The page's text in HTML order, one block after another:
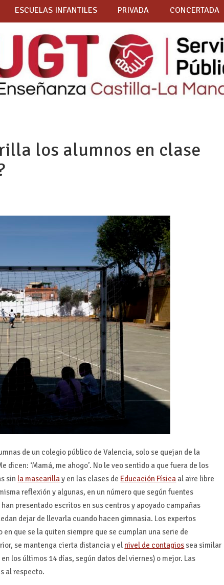
ESCUELAS INFANTILES PRIVADA CONCERTADA
los alumnos en clase
de un colegio público de Valencia, solo se quejan de la
‘Mamá, me ahogo’. No le veo sentido a que fuera de los
sin la mascarillay en las clases de Educación Física al aire libre
reflexión y algunas, en un número que según fuentes
presentado escritos en sus centros y apoyado campañas
dejar de llevarla cuando hacen gimnasia. Los expertos
que se la quiten siempre que se cumplan una serie de
se mantenga cierta distancia y el nivel de contagios sea similar
los últimos 14 días, según datos del viernes) o mejor. Las
al respecto.